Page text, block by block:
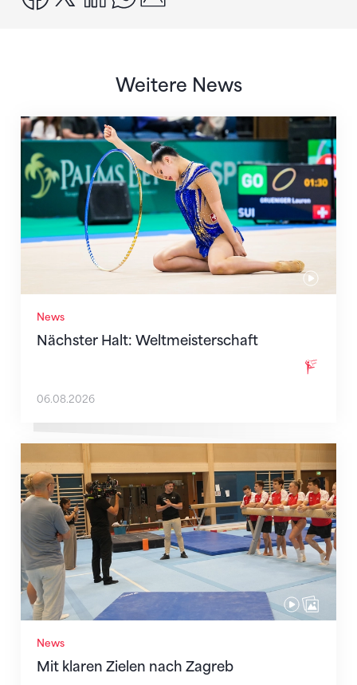
Weitere News
News
Nächster Halt: Weltmeisterschaft
Nächster Halt: Weltmeisterschaft
06.08.2026
News
Mit klaren Zielen nach Zagreb
Mit klaren Zielen nach Zagreb